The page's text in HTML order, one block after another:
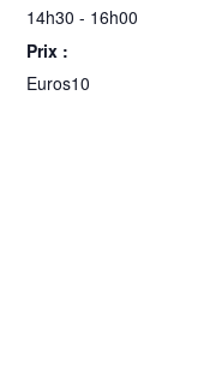
14h30 - 16h00
Prix :
Euros10